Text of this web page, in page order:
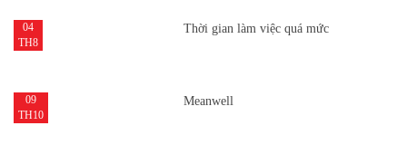
04
TH8
Thời gian làm việc quá mức
09
TH10
Meanwell